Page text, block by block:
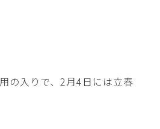
の入りで、2月4日には立春